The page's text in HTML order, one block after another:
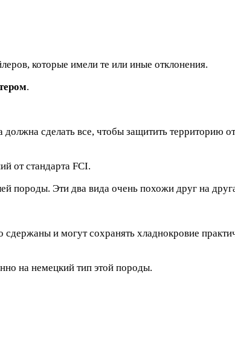
которые имели те или иные отклонения.
.
сделать все, чтобы защитить территорию
от стандарта FCI.
породы. Эти два вида очень похожи друг на
сдержаны и могут сохранять хладнокровие
на немецкий тип этой породы.